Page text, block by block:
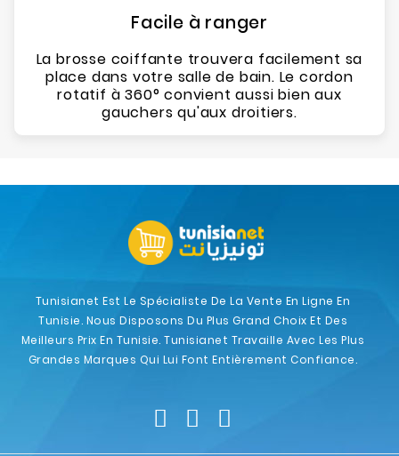
Facile à ranger
La brosse coiffante trouvera facilement sa
place dans votre salle de bain. Le cordon
rotatif à 360° convient aussi bien aux
gauchers qu'aux droitiers.
Tunisianet Est Le Spécialiste De La Vente En Ligne En
Tunisie. Nous Disposons Du Plus Grand Choix Et Des
Meilleurs Prix En Tunisie. Tunisianet Travaille Avec Les Plus
Grandes Marques Qui Lui Font Entièrement Confiance.